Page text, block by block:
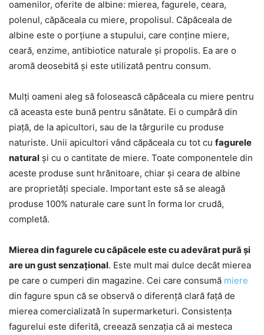
oamenilor, oferite de albine: mierea, fagurele, ceara,
polenul, căpăceala cu miere, propolisul. Căpăceala de
albine este o porțiune a stupului, care conține miere,
ceară, enzime, antibiotice naturale și propolis. Ea are o
aromă deosebită și este utilizată pentru consum.
Mulți oameni aleg să folosească căpăceala cu miere pentru
că aceasta este bună pentru sănătate. Ei o cumpără din
piață, de la apicultori, sau de la târgurile cu produse
naturiste. Unii apicultori vând căpăceala cu tot cu fagurele
natural și cu o cantitate de miere. Toate componentele din
aceste produse sunt hrănitoare, chiar și ceara de albine
are proprietăți speciale. Important este să se aleagă
produse 100% naturale care sunt în forma lor crudă,
completă.
Mierea din fagurele cu căpăcele este cu adevărat pură și
are un gust senzațional. Este mult mai dulce decât mierea
pe care o cumperi din magazine. Cei care consumă miere
din fagure spun că se observă o diferență clară față de
mierea comercializată în supermarketuri. Consistența
fagurelui este diferită, creează senzația că ai mesteca